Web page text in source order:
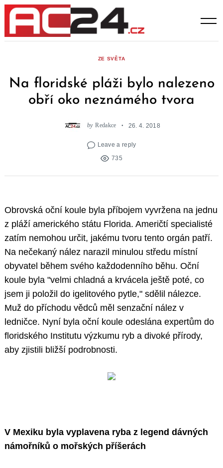
Skip
content
ZE SVĚTA
Na floridské pláži bylo nalezeno
obří oko neznámého tvora
by Redakce 26. 4. 2018
Leave a reply
735
Obrovská oční koule byla příbojem vyvržena na jednu
z pláží amerického státu Florida. Američtí specialisté
zatím nemohou určit, jakému tvoru tento orgán patří.
Na nečekaný nález narazil minulou středu místní
obyvatel během svého každodenního běhu. Oční
koule byla "velmi chladná a krvácela ještě poté, co
jsem ji položil do igelitového pytle," sdělil nálezce.
Muž do příchodu vědců měl senzační nález v
ledničce. Nyní byla oční koule odeslána expertům do
floridského Institutu výzkumu ryb a divoké přírody,
aby zjistili bližší podrobnosti.
V Mexiku byla vyplavena ryba z legend dávných
námořníků o mořských příšerách